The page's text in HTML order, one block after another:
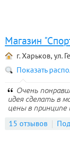
Магазин
г. Харьков, ул.
Показать
Очень
идея сделать в
цены в принципе
15 отзывов